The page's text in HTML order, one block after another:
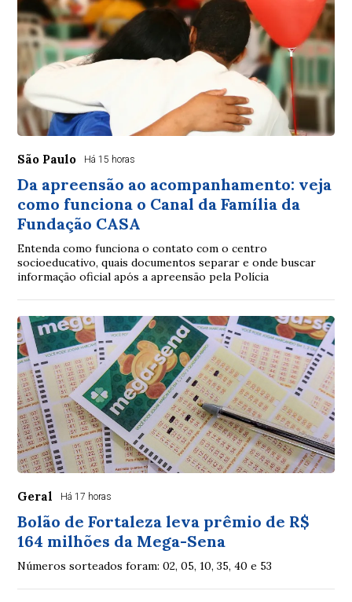
São Paulo Há 15 horas
Da apreensão ao acompanhamento: veja
como funciona o Canal da Família da
Fundação CASA
Entenda como funciona o contato com o centro
socioeducativo, quais documentos separar e onde buscar
informação oficial após a apreensão pela Polícia
Geral Há 17 horas
Bolão de Fortaleza leva prêmio de R$
164 milhões da Mega-Sena
Números sorteados foram: 02, 05, 10, 35, 40 e 53